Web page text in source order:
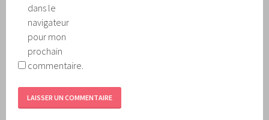
dans le
navigateur
pour mon
prochain
commentaire.